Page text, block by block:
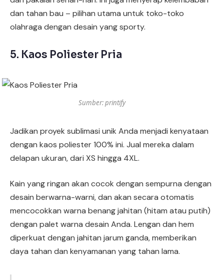
dan tahan bau – pilihan utama untuk toko-toko
olahraga dengan desain yang sporty.
5. Kaos Poliester Pria
Sumber: printify
Jadikan proyek sublimasi unik Anda menjadi kenyataan
dengan kaos poliester 100% ini. Jual mereka dalam
delapan ukuran, dari XS hingga 4XL.
Kain yang ringan akan cocok dengan sempurna dengan
desain berwarna-warni, dan akan secara otomatis
mencocokkan warna benang jahitan (hitam atau putih)
dengan palet warna desain Anda. Lengan dan hem
diperkuat dengan jahitan jarum ganda, memberikan
daya tahan dan kenyamanan yang tahan lama.